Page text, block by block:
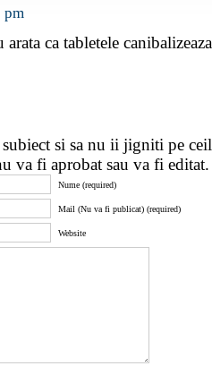
pm
ca tabletele
subiect si sa nu ii jigniti pe
va fi aprobat sau va fi
Nume (required)
Mail (Nu va fi publicat) (required)
Website